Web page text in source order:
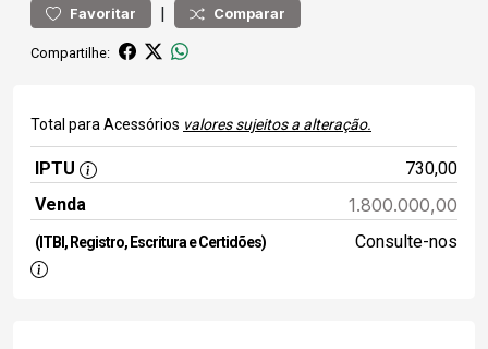
Favoritar | Comparar
Compartilhe:
Total para Acessórios valores sujeitos a alteração.
IPTU
730,00
Venda
1.800.000,00
(ITBI, Registro, Escritura e Certidões) Consulte-nos